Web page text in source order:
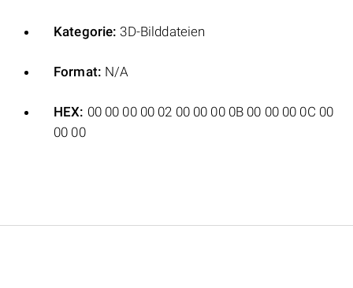
Kategorie: 3D-Bilddateien
Format: N/A
HEX: 00 00 00 00 02 00 00 00 0B 00 00 00 0C 00
00 00